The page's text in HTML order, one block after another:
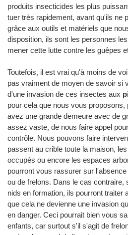
produits insecticides les plus
tuer très rapidement, avant qu'ils ne
grâce aux outils et matériels que
disposition, ils sont les personnes
mener cette lutte contre les guêpes
Toutefois, il est vrai qu'à moins de
pas vraiment de moyen de savoir si
d'une invasion de ces insectes aux
pour cela que nous vous
avez une grande demeure avec de
assez vaste, de nous faire appel
contrôle. Nous pouvons faire
passent au crible toute la maison,
occupés ou encore les espaces
pourront vous rassurer sur
ou de frelons. Dans le cas contraire,
nids en formation, ils pourront traiter
que cela ne devienne une invasion
en danger. Ceci pourrait bien vous
enfants, car surtout s'il s'agit de